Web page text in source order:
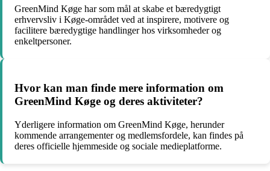
GreenMind Køge har som mål at skabe et bæredygtigt
erhvervsliv i Køge-området ved at inspirere, motivere og
facilitere bæredygtige handlinger hos virksomheder og
enkeltpersoner.
Hvor kan man finde mere information om
GreenMind Køge og deres aktiviteter?
Yderligere information om GreenMind Køge, herunder
kommende arrangementer og medlemsfordele, kan findes på
deres officielle hjemmeside og sociale medieplatforme.